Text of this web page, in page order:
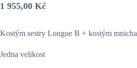
1 955,00 Kč
Kostým sestry Longue B + kostým
Jedna velikost